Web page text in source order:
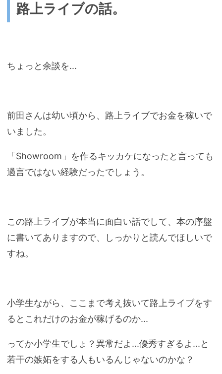
路上ライブの話。
ちょっと余談を...
前田さんは幼い頃から、路上ライブでお金を稼いで
いました。
「Showroom」を作るキッカケになったと言っても
過言ではない経験だったでしょう。
この路上ライブが本当に面白い話でして、本の序盤
に書いてありますので、しっかりと読んでほしいで
すね。
小学生ながら、ここまで考え抜いて路上ライブをす
るとこれだけのお金が稼げるのか...
ってか小学生でしょ？異常だよ...優秀すぎるよ...と
若干の嫉妬をする人もいるんじゃないのかな？